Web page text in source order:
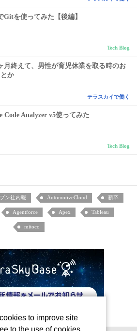
Gitを使ってみた【後編】
Tech Blog
月終えて、男性が育児休業を取る時のお
か
テラスカイで働く
Code Analyzer v5使ってみた
Tech Blog
ン社内報 AutomotiveCloud 新卒
Agentforce Apex Tableau
mitoco
to improve site